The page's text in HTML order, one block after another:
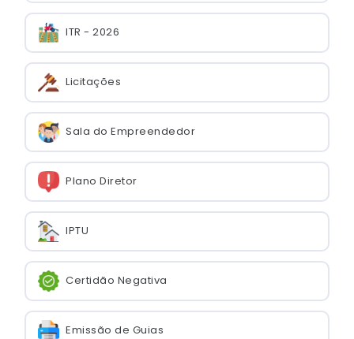
ITR - 2026
Licitações
Sala do Empreendedor
Plano Diretor
IPTU
Certidão Negativa
Emissão de Guias